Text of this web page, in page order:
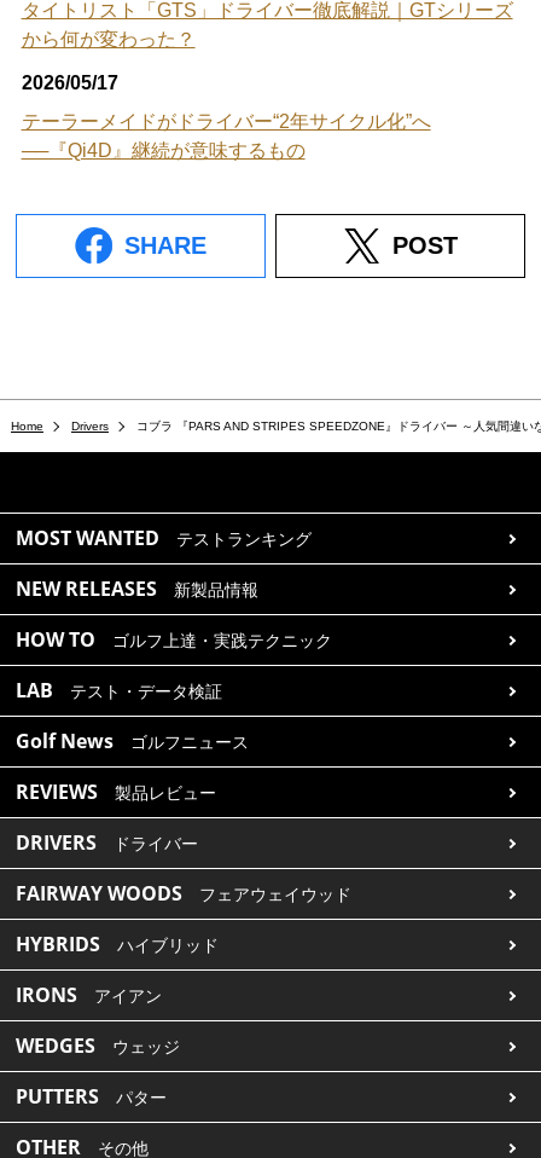
タイトリスト「GTS」ドライバー徹底解説｜GTシリーズ
から何が変わった？
2026/05/17
テーラーメイドがドライバー“2年サイクル化”へ
──『Qi4D』継続が意味するもの
SHARE POST
Home Drivers コブラ 『PARS AND STRIPES SPEEDZONE』ドライバー ～人気間違い
MOST WANTED テストランキング
NEW RELEASES 新製品情報
HOW TO ゴルフ上達・実践テクニック
LAB テスト・データ検証
Golf News ゴルフニュース
REVIEWS 製品レビュー
DRIVERS ドライバー
FAIRWAY WOODS フェアウェイウッド
HYBRIDS ハイブリッド
IRONS アイアン
WEDGES ウェッジ
PUTTERS パター
OTHER その他